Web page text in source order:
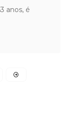
anos, é